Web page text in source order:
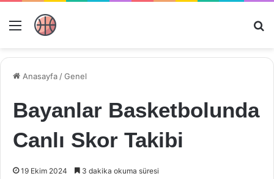
Menü
Anasayfa /Genel
Bayanlar Basketbolunda
Canlı Skor Takibi
19 Ekim 2024 3 dakika okuma süresi